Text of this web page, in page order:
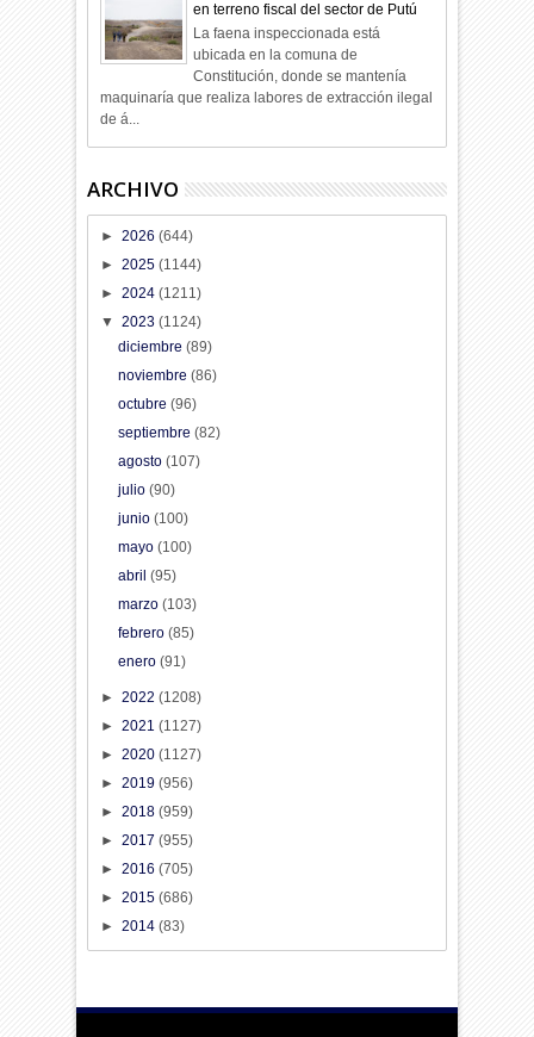
en terreno fiscal del sector de Putú
La faena inspeccionada está
ubicada en la comuna de
Constitución, donde se mantenía
maquinaría que realiza labores de extracción ilegal
de á...
ARCHIVO
►2026(644)
►2025(1144)
►2024(1211)
▼2023(1124)
diciembre (89)
noviembre (86)
octubre (96)
septiembre (82)
agosto (107)
julio (90)
junio (100)
mayo (100)
abril (95)
marzo (103)
febrero (85)
enero (91)
►2022(1208)
►2021(1127)
►2020(1127)
►2019(956)
►2018(959)
►2017(955)
►2016(705)
►2015(686)
►2014(83)